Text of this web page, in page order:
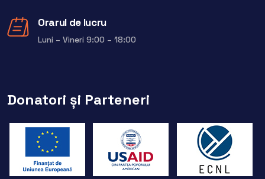
Orarul de lucru
Luni – Vineri 9:00 – 18:00
Donatori și Parteneri